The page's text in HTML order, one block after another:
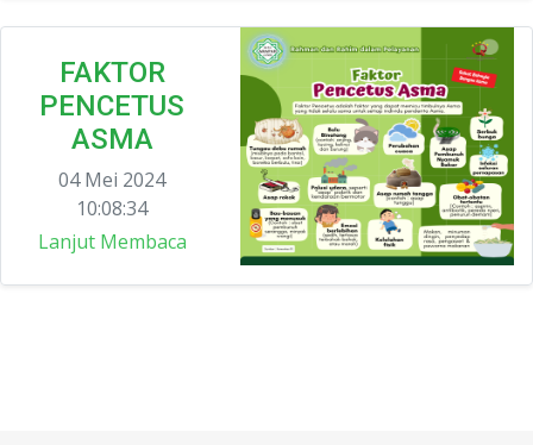
FAKTOR
PENCETUS
ASMA
04 Mei 2024
10:08:34
Lanjut Membaca